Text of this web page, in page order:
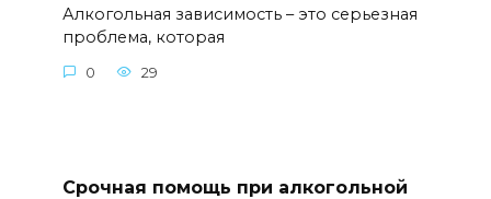
Алкогольная зависимость – это серьезная
проблема, которая
0 29
Срочная помощь при алкогольной